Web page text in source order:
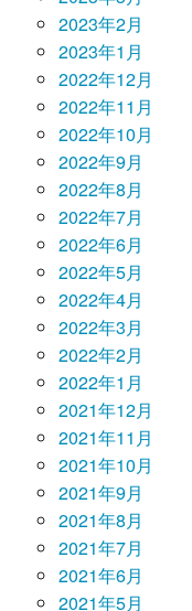
2023年2月
2023年1月
2022年12月
2022年11月
2022年10月
2022年9月
2022年8月
2022年7月
2022年6月
2022年5月
2022年4月
2022年3月
2022年2月
2022年1月
2021年12月
2021年11月
2021年10月
2021年9月
2021年8月
2021年7月
2021年6月
2021年5月